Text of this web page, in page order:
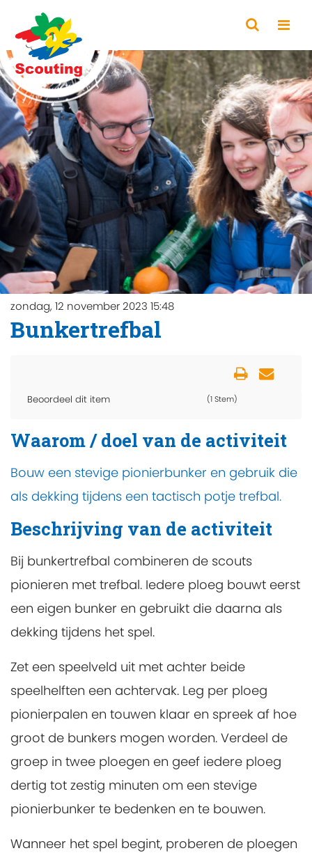
zondag, 12 november 2023 15:48
Bunkertrefbal
Beoordeel dit item (1 Stem)
Waarom / doel van de activiteit
Bouw een stevige pionierbunker en gebruik die
als dekking tijdens een tactisch potje trefbal.
Beschrijving van de activiteit
Bij bunkertrefbal combineren de scouts
pionieren met trefbal. Iedere ploeg bouwt eerst
een eigen bunker en gebruikt die daarna als
dekking tijdens het spel.
Zet een speelveld uit met achter beide
speelhelften een achtervak. Leg per ploeg
pionierpalen en touwen klaar en spreek af hoe
groot de bunkers mogen worden. Verdeel de
groep in twee ploegen en geef iedere ploeg
dertig tot zestig minuten om een stevige
pionierbunker te bedenken en te bouwen.
Wanneer het spel begint, proberen de ploegen